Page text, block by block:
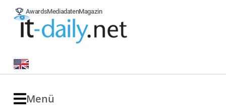
AwardsMediadatenMagazin
Menü